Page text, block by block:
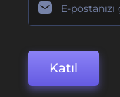
Katıl